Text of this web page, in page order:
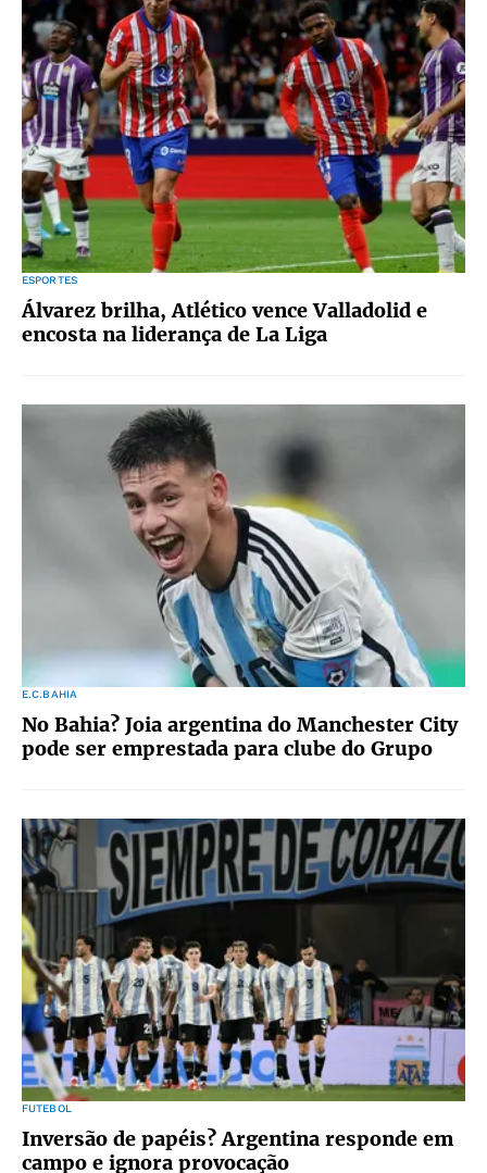
ESPORTES
Álvarez brilha, Atlético vence Valladolid e
encosta na liderança de La Liga
E.C.BAHIA
No Bahia? Joia argentina do Manchester City
pode ser emprestada para clube do Grupo
FUTEBOL
Inversão de papéis? Argentina responde em
campo e ignora provocação